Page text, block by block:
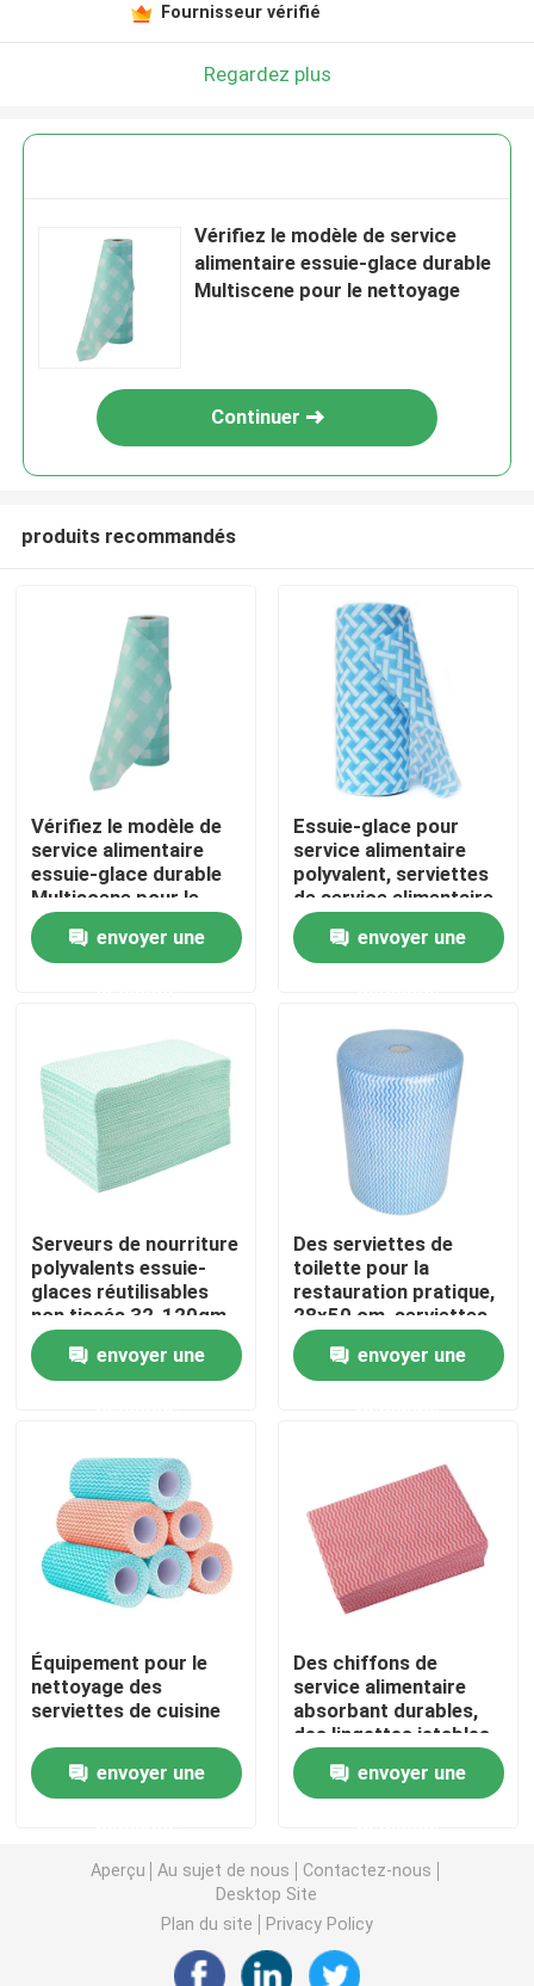
À la maison
Produits
À propos de nous
Contrôle de la qualité
Nous contacter
Demandez un devis
Tissus non tissés
Nappe non-tissée
Tissu de nettoyage ménager
Chiffons de nettoyage de Spunlace
Tissu industriel à usage lourd
Essuie-glaces pour les services alimentaires
Seringues de cuisine jetables
Fournisseur vérifié
Regardez plus
Vérifiez le modèle de service
alimentaire essuie-glace durable
Multiscene pour le nettoyage
Continuer
produits recommandés
Vérifiez le modèle de
service alimentaire
essuie-glace durable
Multiscene pour le
nettoyage
envoyer une
Essuie-glace pour
service alimentaire
polyvalent, serviettes
de service alimentaire
recyclables lavables
envoyer une
Serveurs de nourriture
polyvalents essuie-
glaces réutilisables
non tissés 32-120gm
envoyer une
Des serviettes de
toilette pour la
restauration pratique,
28x50 cm, serviettes
de surface
réutilisablesenvoyer une
Équipement pour le
nettoyage des
serviettes de cuisine
envoyer une
Des chiffons de
service alimentaire
absorbant durables,
des lingettes jetables
pour le traitement des
alimentsenvoyer une
Aperçu Au sujet de nous
Contactez-nous
Desktop Site
Plan du site
Privacy Policy